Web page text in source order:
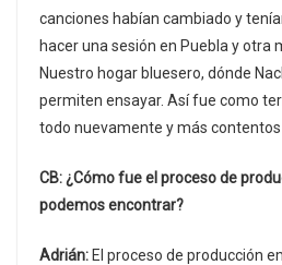
canciones habían cambiado y
hacer una sesión en Puebla y otra
Nuestro hogar bluesero, dónde
permiten ensayar. Así fue como
todo nuevamente y más contentos
CB: ¿Cómo fue el proceso de
podemos encontrar?
Adrián: El proceso de producción